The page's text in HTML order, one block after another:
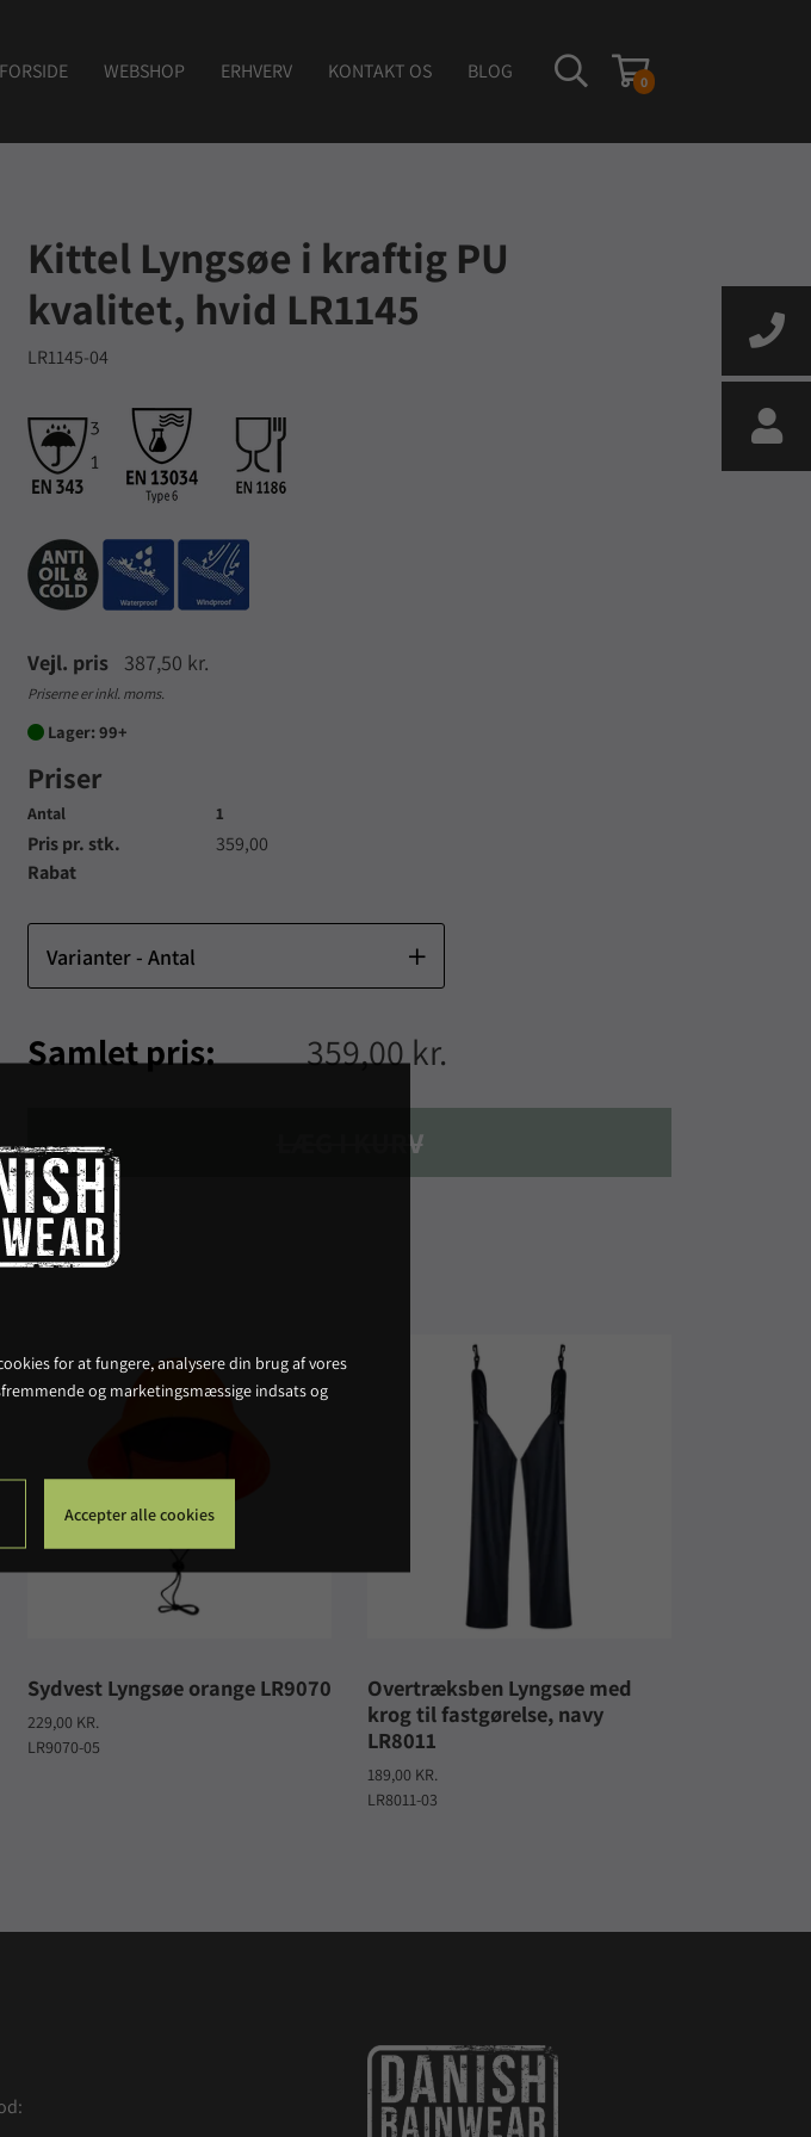
0
FORSIDE WEBSHOP ERHVERV KONTAKT OS BLOG
Kittel Lyngsøe i kraftig PU
kvalitet, hvid LR1145
LR1145-04
Vejl. pris 387,50 kr.
Priserne er inkl. moms.
 Lager: 99+
Priser
Antal
Pris pr. stk.
Rabat
1
359,00
Varianter - Antal
Samlet pris: 359,00 kr.
LÆG I KURV
Sydvest Lyngsøe orange LR9070
229,00 KR.
LR9070-05
Overtræksben Lyngsøe med
krog til fastgørelse, navy
LR8011
189,00 KR.
LR8011-03
for at fungere, analysere din brug af vores
og marketingsmæssige indsats og
Accepter alle cookies